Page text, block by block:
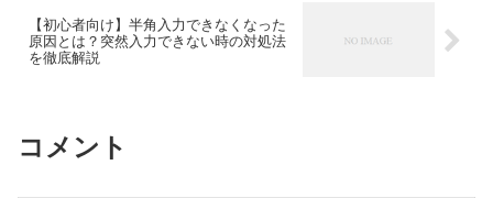
【初心者向け】半角入力できなくなった
原因とは？突然入力できない時の対処法
を徹底解説
コメント